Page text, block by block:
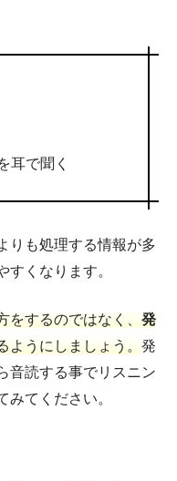
耳で聞く
りも処理する情報が多
くなります。
するのではなく、 発
ようにしましょう。 発
音読する事でリスニン
てください。